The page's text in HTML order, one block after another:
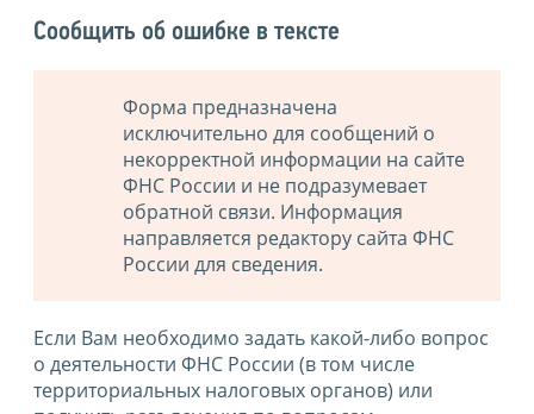
Сообщить об ошибке в тексте
Форма предназначена
исключительно для сообщений о
некорректной информации на сайте
ФНС России и не подразумевает
обратной связи. Информация
направляется редактору сайта ФНС
России для сведения.
Если Вам необходимо задать какой-либо вопрос
о деятельности ФНС России (в том числе
территориальных налоговых органов) или